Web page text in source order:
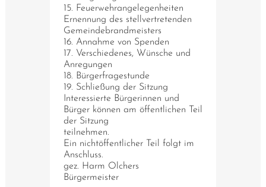
15. Feuerwehrangelegenheiten
Ernennung des stellvertretenden
Gemeindebrandmeisters
16. Annahme von Spenden
17. Verschiedenes, Wünsche und
Anregungen
18. Bürgerfragestunde
19. Schließung der Sitzung
Interessierte Bürgerinnen und
Bürger können am öffentlichen Teil
der Sitzung
teilnehmen.
Ein nichtöffentlicher Teil folgt im
Anschluss.
gez. Harm Olchers
Bürgermeister